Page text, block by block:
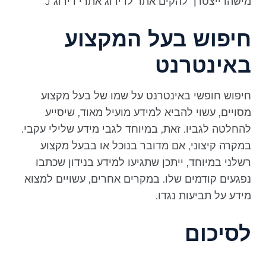
חיפוש בעל המקצוע
באינטרנט
חיפוש חופשי באינטרנט על שמו של בעל מקצוע
מסויים, עשוי להביא למידע מועיל מאוד, שיסייע
להחלטה לגביו. זאת, במיוחד לגבי מידע שלילי עקבי.
במקרה קיצוני, אם מדובר בנוכל או בבעל מקצוע
רשלני במיוחד, ייתכן שתגיעו למידע בנידון שכתבו
נפגעים קודמים שלו. במקרים אחרים, עשויים למצוא
מידע על תביעות נגדו.
לסיכום